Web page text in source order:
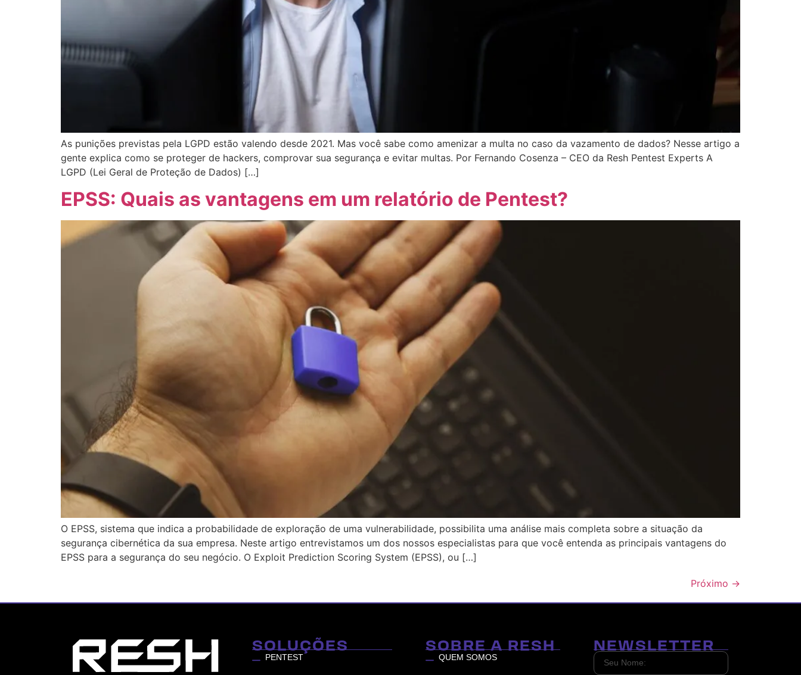
As punições previstas pela LGPD estão valendo desde 2021. Mas você sabe como amenizar a multa no caso da vazamento de dados? Nesse artigo a
gente explica como se proteger de hackers, comprovar sua segurança e evitar multas. Por Fernando Cosenza – CEO da Resh Pentest Experts A
LGPD (Lei Geral de Proteção de Dados) […]
EPSS: Quais as vantagens em um relatório de Pentest?
O EPSS, sistema que indica a probabilidade de exploração de uma vulnerabilidade, possibilita uma análise mais completa sobre a situação da
segurança cibernética da sua empresa. Neste artigo entrevistamos um dos nossos especialistas para que você entenda as principais vantagens do
EPSS para a segurança do seu negócio. O Exploit Prediction Scoring System (EPSS), ou […]
Próximo →
SOLUÇÕES
PENTEST
SOBRE A RESH
QUEM SOMOS
NEWSLETTER